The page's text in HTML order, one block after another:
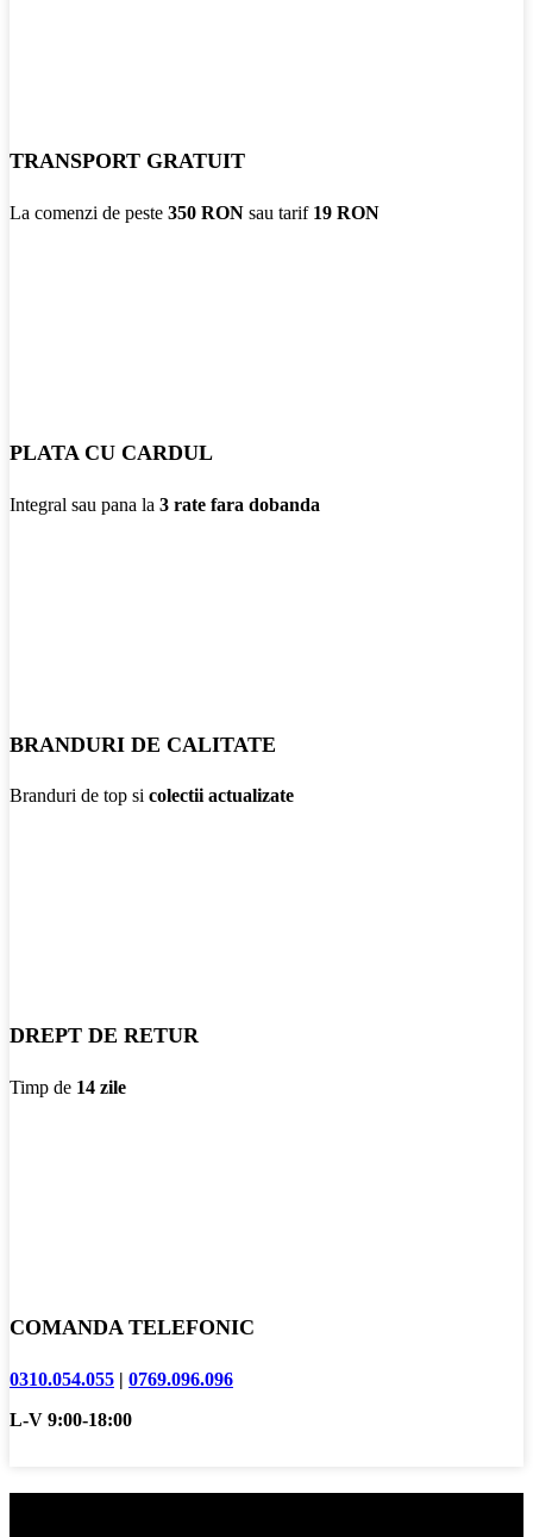
TRANSPORT GRATUIT
La comenzi de peste 350 RON sau tarif 19 RON
PLATA CU CARDUL
Integral sau pana la 3 rate fara dobanda
BRANDURI DE CALITATE
Branduri de top si colectii actualizate
DREPT DE RETUR
Timp de 14 zile
COMANDA TELEFONIC
0310.054.055 | 0769.096.096
L-V 9:00-18:00